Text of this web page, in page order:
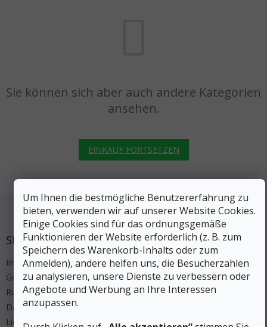
Um Ihnen die bestmögliche Benutzererfahrung zu
bieten, verwenden wir auf unserer Website Cookies.
Einige Cookies sind für das ordnungsgemäße
Funktionieren der Website erforderlich (z. B. zum
Speichern des Warenkorb-Inhalts oder zum
Anmelden), andere helfen uns, die Besucherzahlen
zu analysieren, unsere Dienste zu verbessern oder
Angebote und Werbung an Ihre Interessen
anzupassen.
Sie können sich aber auch andere Kategorien
ansehen.
EINKAUF FORTSETZEN
Fußzeile
SERVICE
Impressum
Geschäftsbedingungen
Rücksendung
Datenschutz
Lieferung und Zahlung